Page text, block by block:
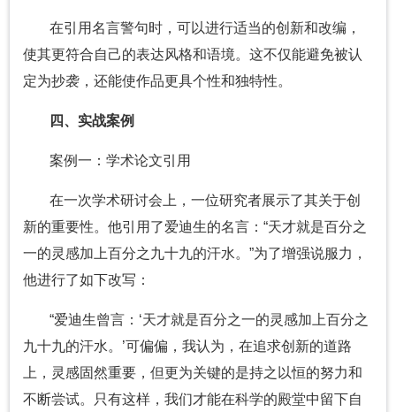
在引用名言警句时，可以进行适当的创新和改编，
使其更符合自己的表达风格和语境。这不仅能避免被认
定为抄袭，还能使作品更具个性和独特性。
四、实战案例
案例一：学术论文引用
在一次学术研讨会上，一位研究者展示了其关于创
新的重要性。他引用了爱迪生的名言：“天才就是百分之
一的灵感加上百分之九十九的汗水。”为了增强说服力，
他进行了如下改写：
“爱迪生曾言：‘天才就是百分之一的灵感加上百分之
九十九的汗水。’可偏偏，我认为，在追求创新的道路
上，灵感固然重要，但更为关键的是持之以恒的努力和
不断尝试。只有这样，我们才能在科学的殿堂中留下自